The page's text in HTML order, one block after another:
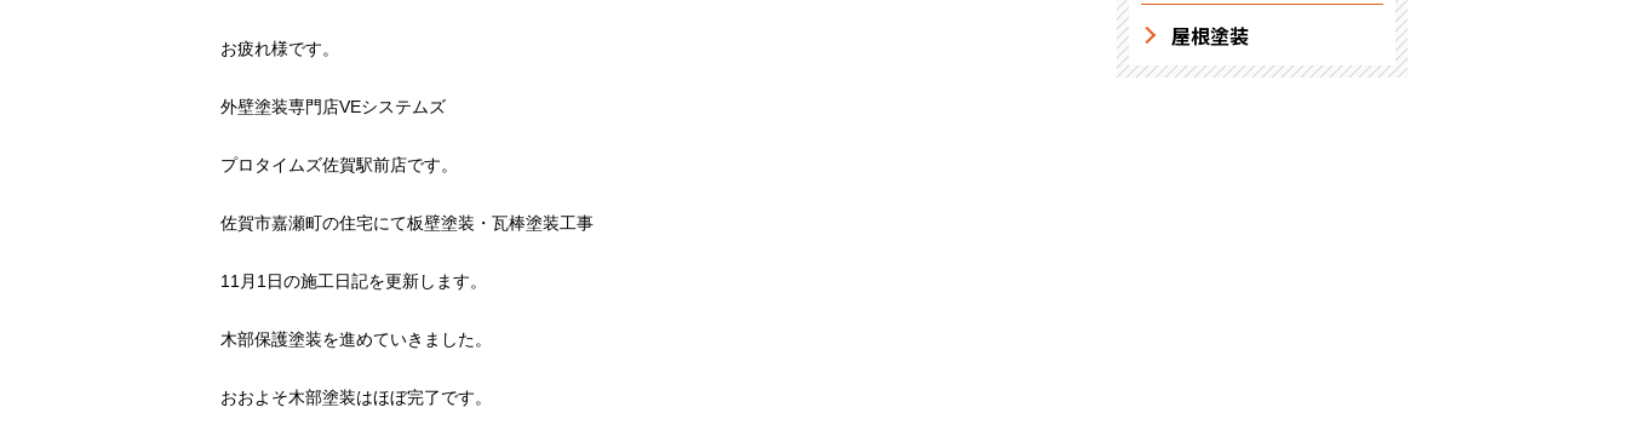
お疲れ様です。
外壁塗装専門店VEシステムズ
プロタイムズ佐賀駅前店です。
佐賀市嘉瀬町の住宅にて板壁塗装・瓦棒塗装工事
11月1日の施工日記を更新します。
木部保護塗装を進めていきました。
おおよそ木部塗装はほぼ完了です。
屋根塗装